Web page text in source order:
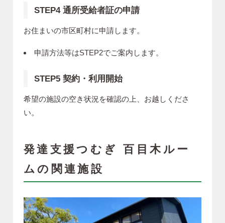
STEP4 通所受給者証の申請
お住まいの市区町村に申請します。
申請方法等はSTEP2でご案内します。
STEP5 契約・利用開始
希望の施設の空き状況を確認の上、お越しくださ
い。
発達支援つむぎ 百目木ルー
ムの関連施設